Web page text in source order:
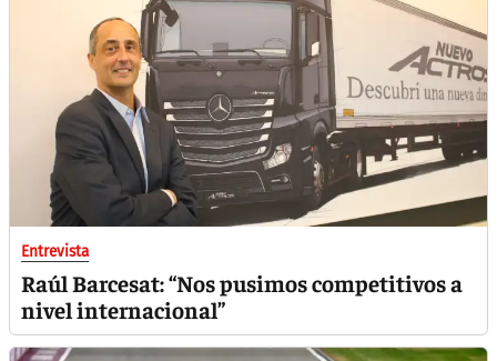
Entrevista
Raúl Barcesat: “Nos pusimos competitivos a
nivel internacional”